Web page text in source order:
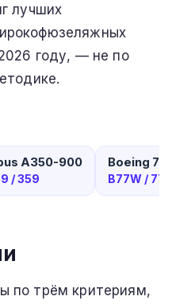
лучших
году, — не по
A350-900
/ 359
Boeing
B77W /
по трём критериям,